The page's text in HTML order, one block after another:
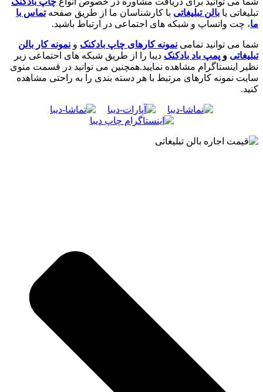
تبلیغاتی یا بالن تبلیغاتی با کارشناسان ما از طریق صفحهتماس با
ما، چت واتساپ و شبکه های اجتماعی در ارتباط باشید.
شما می توانید تمامی نمونه کارهای چاپ بادکنک و نمونه کار بالن
تبلیغاتی و پمپ باد بادکنک دیبا را از طریق شبکه های احتماعی زیر
نظیر اینستاگرام مشاهده نمایید.همچنین می توانید در قسمت منوی
سایت نمونه کارهای مرتبط با هر دسته بندی را به راحتی مشاهده
کنید.